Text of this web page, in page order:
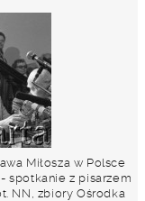
Miłosza w Polsce
spotkanie z pisarzem
NN, zbiory Ośrodka